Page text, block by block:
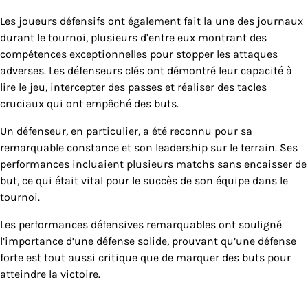
Les joueurs défensifs ont également fait la une des journaux
durant le tournoi, plusieurs d’entre eux montrant des
compétences exceptionnelles pour stopper les attaques
adverses. Les défenseurs clés ont démontré leur capacité à
lire le jeu, intercepter des passes et réaliser des tacles
cruciaux qui ont empêché des buts.
Un défenseur, en particulier, a été reconnu pour sa
remarquable constance et son leadership sur le terrain. Ses
performances incluaient plusieurs matchs sans encaisser de
but, ce qui était vital pour le succès de son équipe dans le
tournoi.
Les performances défensives remarquables ont souligné
l’importance d’une défense solide, prouvant qu’une défense
forte est tout aussi critique que de marquer des buts pour
atteindre la victoire.